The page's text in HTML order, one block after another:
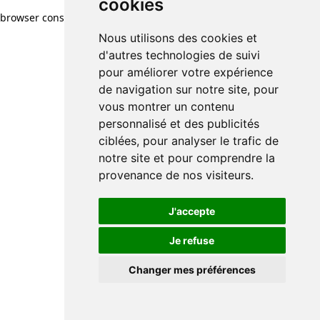
cookies
Nous utilisons des cookies et
d'autres technologies de suivi
pour améliorer votre expérience
de navigation sur notre site, pour
vous montrer un contenu
personnalisé et des publicités
ciblées, pour analyser le trafic de
notre site et pour comprendre la
provenance de nos visiteurs.
J'accepte
Je refuse
Changer mes préférences
browser console for more information)